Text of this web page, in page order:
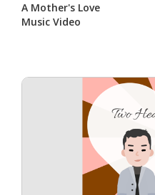
A Mother's Love
Music Video